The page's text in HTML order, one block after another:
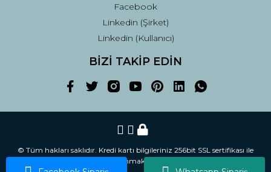
Facebook
Linkedin (Şirket)
Linkedin (Kullanıcı)
BİZİ TAKİP EDİN
© Tüm hakları saklıdır. Kredi kartı bilgileriniz 256bit SSL sertifikası ile
korunmaktadır.